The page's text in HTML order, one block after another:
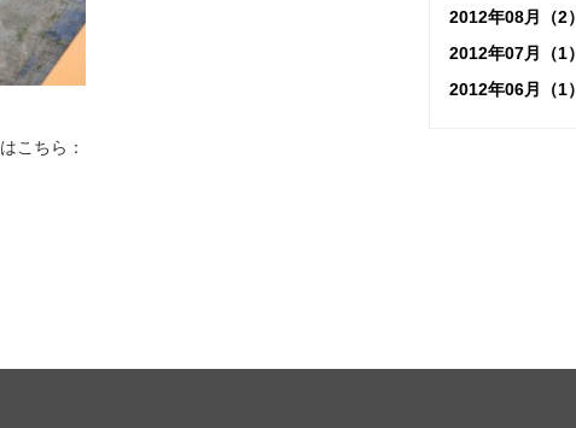
こちら：
2012年08月（2）
2012年07月（1）
2012年06月（1）